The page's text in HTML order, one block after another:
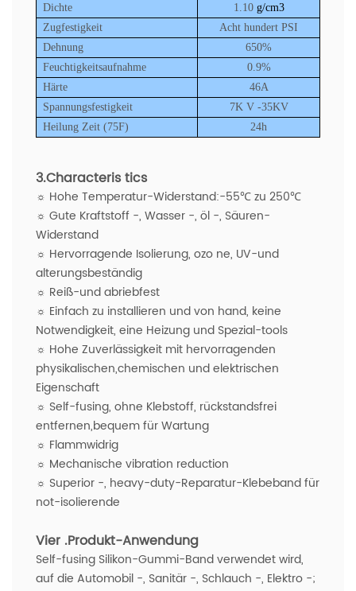
Dichte
1.10g/cm3
Zugfestigkeit
Acht hundert PSI
Dehnung
650%
Feuchtigkeitsaufnahme
0.9%
Härte
46A
Spannungsfestigkeit
7K V-35KV
Heilung Zeit (75F)
24h
3.Characteristics
☼ Hohe Temperatur-Widerstand:-55℃ zu 250℃
☼ Gute Kraftstoff -, Wasser -, öl -, Säuren-
Widerstand
☼ Hervorragende Isolierung, ozo ne, UV-und
alterungsbeständig
☼ Reiß-und abriebfest
☼ Einfach zu installieren und von hand, keine
Notwendigkeit, eine Heizung und Spezial-tools
☼ Hohe Zuverlässigkeit mit hervorragenden
physikalischen,chemischen und elektrischen
Eigenschaft
☼ Self-fusing, ohne Klebstoff, rückstandsfrei
entfernen,bequem für Wartung
☼ Flammwidrig
☼ Mechanische vibration reduction
☼ Superior -, heavy-duty-Reparatur-Klebeband für
not-isolierende
Vier .Produkt-Anwendung
Self-fusing Silikon-Gummi-Band verwendet wird,
auf die Automobil -, Sanitär -, Schlauch -, Elektro -;